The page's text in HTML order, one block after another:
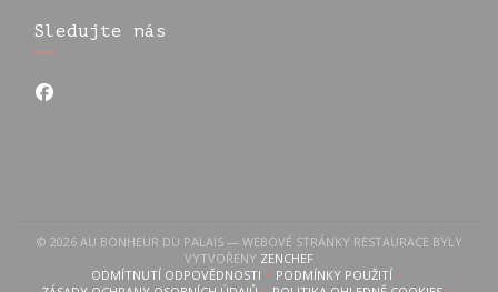
Sledujte nás
Facebook ((otevře se v novém okně))
© 2026 AU BONHEUR DU PALAIS — WEBOVÉ STRÁNKY RESTAURACE BYLY
VYTVOŘENY ZENCHEF((OTEVŘE SE V NOVÉM OKNĚ))
ODMÍTNUTÍ ODPOVĚDNOSTI((OTEVŘE SE V NOVÉM OKNĚ))
PODMÍNKY POUŽITÍ((OTEVŘE SE V NOVÉM